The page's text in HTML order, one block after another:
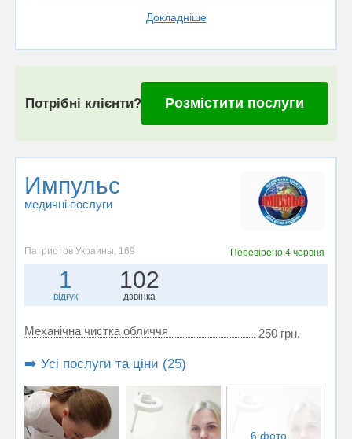
Докладніше
Потрібні клієнти? Розмістити послуги
Импульс
медичні послуги
Патриотов Украины, 169 Перевірено 4 червня
1
відгук
102
дзвінка
Механічна чистка обличчя 250 грн.
➡️ Усі послуги та ціни (25)
6 фото